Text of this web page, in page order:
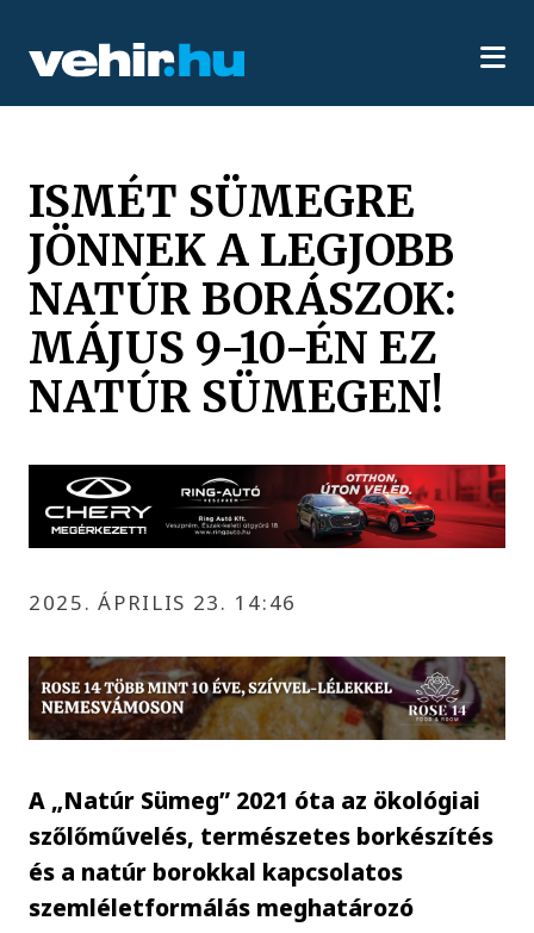
ISMÉT SÜMEGRE
JÖNNEK A LEGJOBB
NATÚR BORÁSZOK:
MÁJUS 9-10-ÉN EZ
NATÚR SÜMEGEN!
2025. ÁPRILIS 23. 14:46
A „Natúr Sümeg” 2021 óta az ökológiai
szőlőművelés, természetes borkészítés
és a natúr borokkal kapcsolatos
szemléletformálás meghatározó